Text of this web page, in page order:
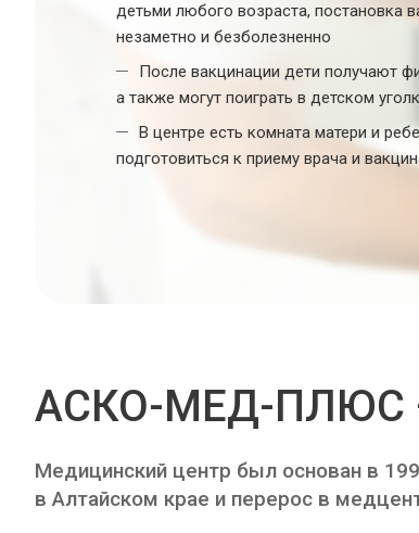
детьми любого возраста, постановка
незаметно и безболезненно
После вакцинации дети получают
a также могут поиграть в детском
В центре есть комната матери и
подготовиться к приему врача и
АСКО-МЕД-ПЛЮС
Медицинский центр был основан в
в Алтайском крае и перерос в